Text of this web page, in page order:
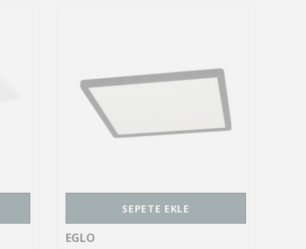
SEPETE EKLE
EGLO